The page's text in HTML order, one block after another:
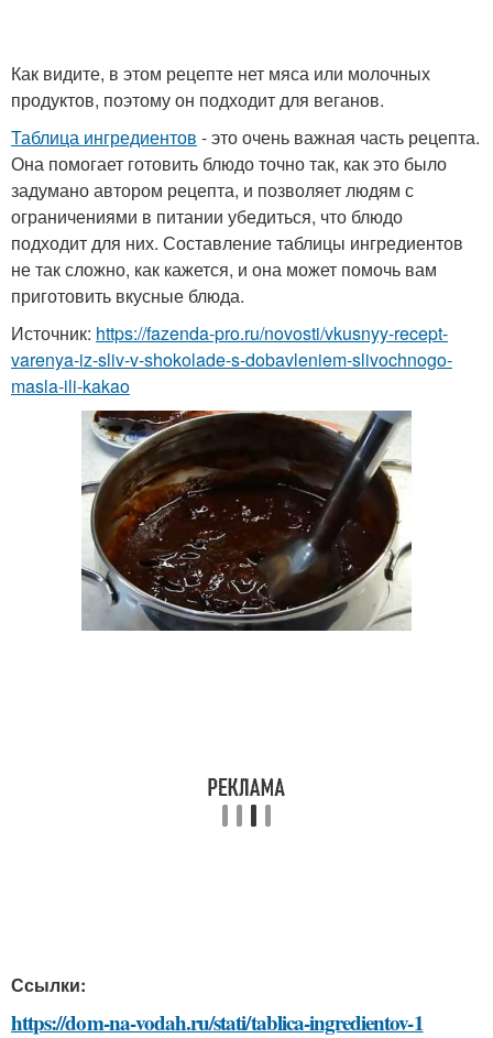
Как видите, в этом рецепте нет мяса или молочных
продуктов, поэтому он подходит для веганов.
Таблица ингредиентов - это очень важная часть рецепта.
Она помогает готовить блюдо точно так, как это было
задумано автором рецепта, и позволяет людям с
ограничениями в питании убедиться, что блюдо
подходит для них. Составление таблицы ингредиентов
не так сложно, как кажется, и она может помочь вам
приготовить вкусные блюда.
Источник: https://fazenda-pro.ru/novosti/vkusnyy-recept-
varenya-iz-sliv-v-shokolade-s-dobavleniem-slivochnogo-
masla-ili-kakao
Ссылки:
https://dom-na-vodah.ru/stati/tablica-ingredientov-1